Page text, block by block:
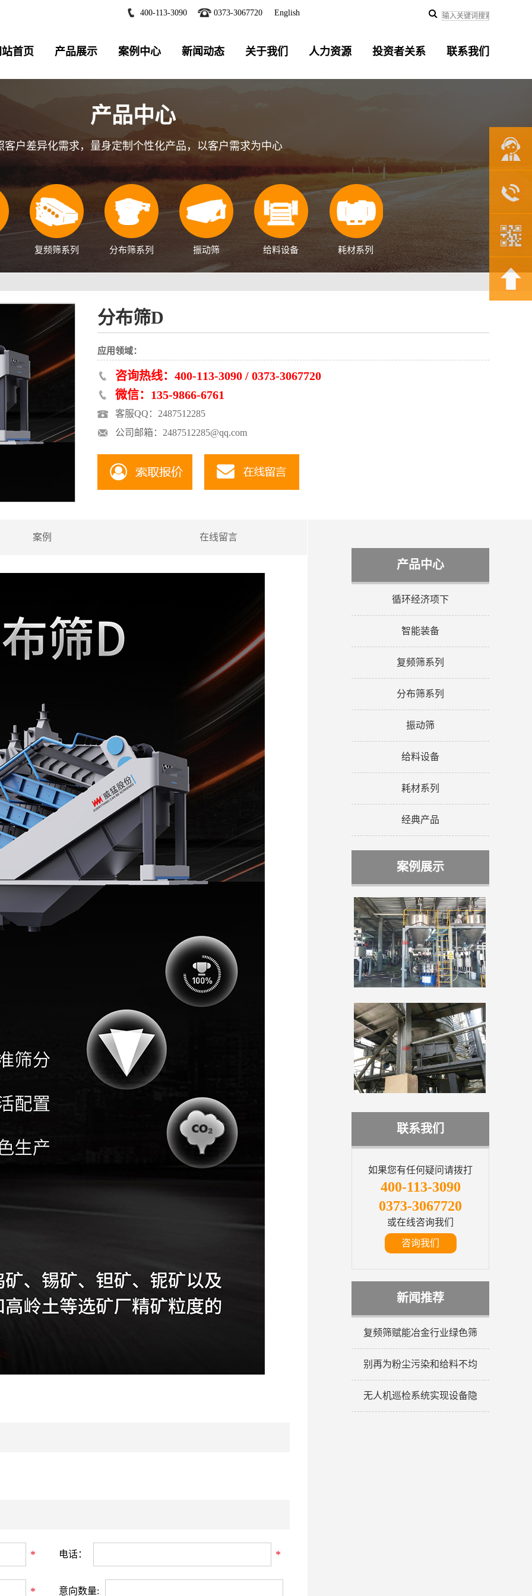
400-113-3090 0373-3067720 English
首页 产品展示 案例中心 新闻动态 关于我们 人力资源 投资者关系 联系我们
产品中心
客户差异化需求，量身定制个性化产品，以客户需求为中心
复频筛系列 分布筛系列 振动筛 给料设备 耗材系列
分布筛D
应用领域：
咨询热线：400-113-3090 / 0373-3067720
微信：135-9866-6761
客服QQ：2487512285
公司邮箱：2487512285@qq.com
案例 在线留言
* 电话： *
* 意向数量:
产品中心
循环经济项下
智能装备
复频筛系列
分布筛系列
振动筛
给料设备
耗材系列
经典产品
案例展示
联系我们
如果您有任何疑问请拨打
400-113-3090
0373-3067720
或在线咨询我们
咨询我们
新闻推荐
复频筛赋能冶金行业绿色筛
别再为粉尘污染和给料不均
无人机巡检系统实现设备隐
联系我们